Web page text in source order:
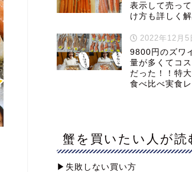
表示して売っ
け方も詳しく解
2022年12月5
9800円のズワ
量が多くてコ
だった！！特
食べ比べ実食
蟹を買いたい人が読
▶︎失敗しない買い方